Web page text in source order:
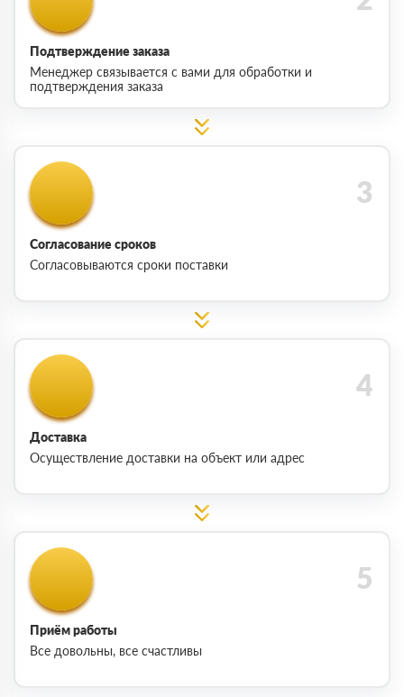
Подтверждение заказа
Менеджер связывается с вами для обработки и
подтверждения заказа
Согласование сроков
Согласовываются сроки поставки
Доставка
Осуществление доставки на объект или адрес
Приём работы
Все довольны, все счастливы